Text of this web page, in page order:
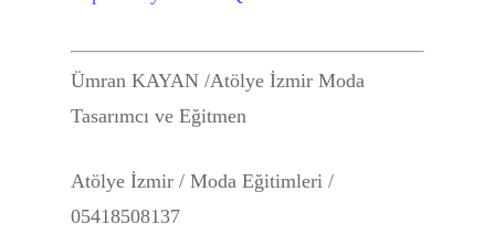
Ümran KAYAN /Atölye İzmir Moda
Tasarımcı ve Eğitmen
Atölye İzmir / Moda Eğitimleri /
05418508137
Master Class İLERİ
MODA YETENEK